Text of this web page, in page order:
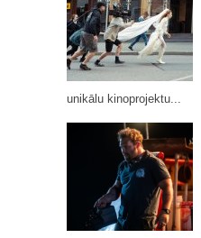
unikālu kinoprojektu...